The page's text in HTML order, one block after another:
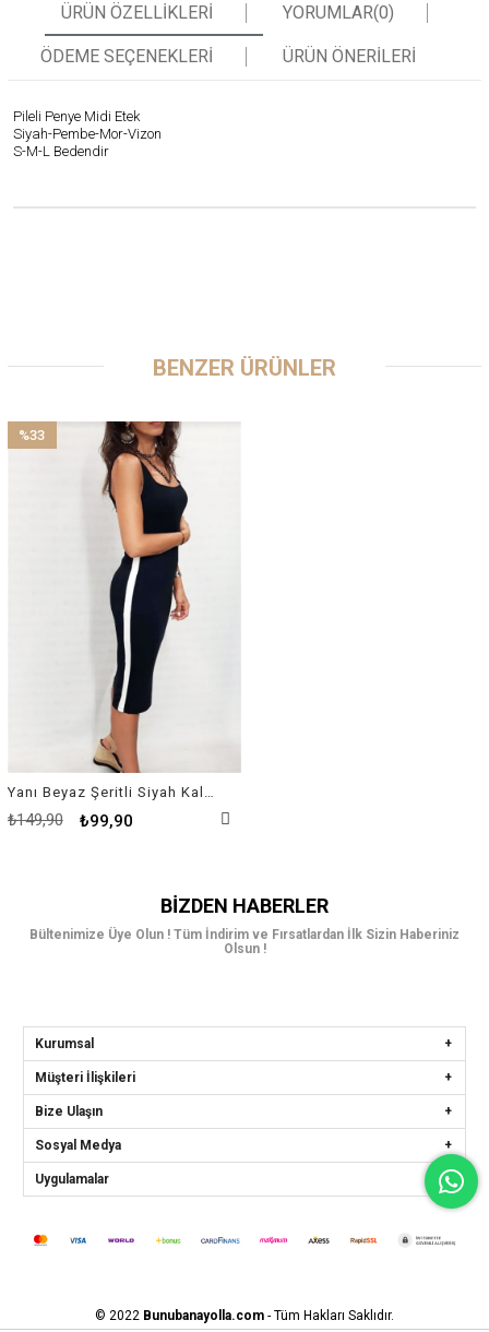
ÜRÜN ÖZELLIKLERI YORUMLAR(0)
ÖDEME SEÇENEKLERI ÜRÜN ÖNERILERI
Pileli Penye Midi Etek
Siyah-Pembe-Mor-Vizon
S-M-L Bedendir
BENZER ÜRÜNLER
₺99,90
₺149,90
%33
BIZDEN HABERLER
Bültenimize Üye Olun ! Tüm İndirim ve Fırsatlardan İlk Sizin Haberiniz
Olsun !
Kurumsal
Müşteri İlişkileri
Bize Ulaşın
Sosyal Medya
Uygulamalar
© 2022 Bunubanayolla.com- Tüm Hakları Saklıdır.